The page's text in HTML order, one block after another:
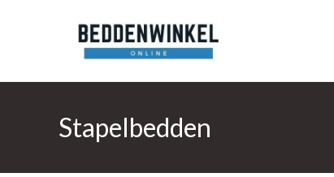
Stapelbedden